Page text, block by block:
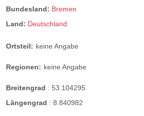
Bundesland: Bremen
Land: Deutschland
Ortsteil: keine Angabe
Regionen: keine Angabe
Breitengrad : 53.104295
Längengrad : 8.840982